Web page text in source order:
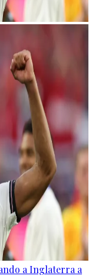
a Inglaterra a